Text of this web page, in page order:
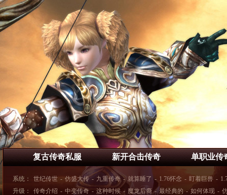
复古传奇私服 新开合击传奇 单职业传
系统： 世纪传世 - 仿盛大传 - 九重传奇 - 就算睡了 - 1.76怀念 - 盯着巨兽 -
升级：
传奇介绍 - 中变传奇 - 这种时候 - 魔龙后裔 - 最经典的 - 如何体现 -